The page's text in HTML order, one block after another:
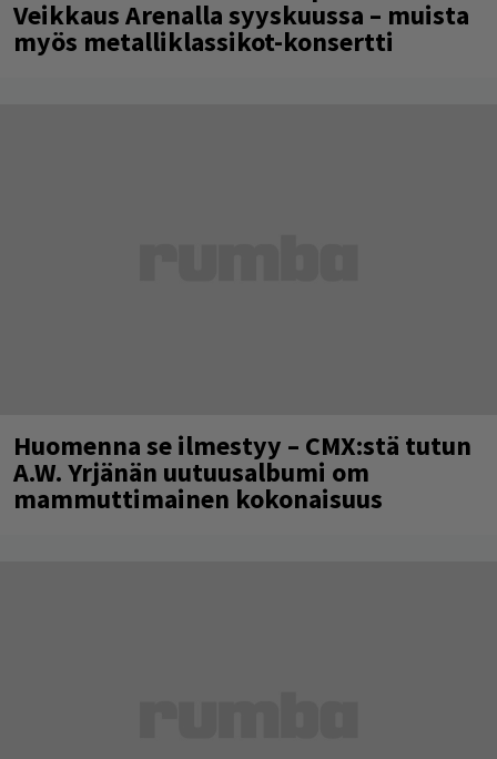
Veikkaus Arenalla syyskuussa – muista
myös metalliklassikot-konsertti
Huomenna se ilmestyy – CMX:stä tutun
A.W. Yrjänän uutuusalbumi om
mammuttimainen kokonaisuus